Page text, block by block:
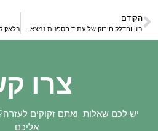
הקודם
צרו
יש לכם שאלות ואתם זקוקים
אליכם